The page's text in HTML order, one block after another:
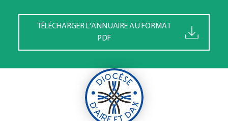
TÉLÉCHARGER L'ANNUAIRE AU FORMAT
PDF